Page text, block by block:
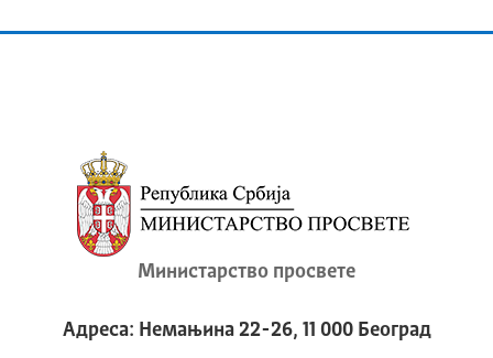
Министарство просвете
Адреса: Немањина 22-26, 11 000 Београд